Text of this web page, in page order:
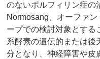
のないポルフィリン症の
Normosang、オーファ
ープでの検討対象とする
系酵素の遺伝的または後
分となり、神経障害や皮